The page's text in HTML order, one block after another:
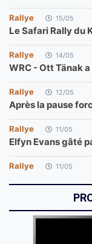
Rallye 15/05
Le Safari Rally du
Rallye 14/05
WRC - Ott Tänak
Rallye 12/05
Après la pause
Rallye 11/05
Elfyn Evans gâté
Rallye 11/05
06/05
Le WRC cherche